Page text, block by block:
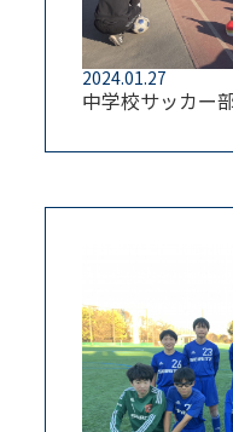
2024.01.27
中学校サッカー